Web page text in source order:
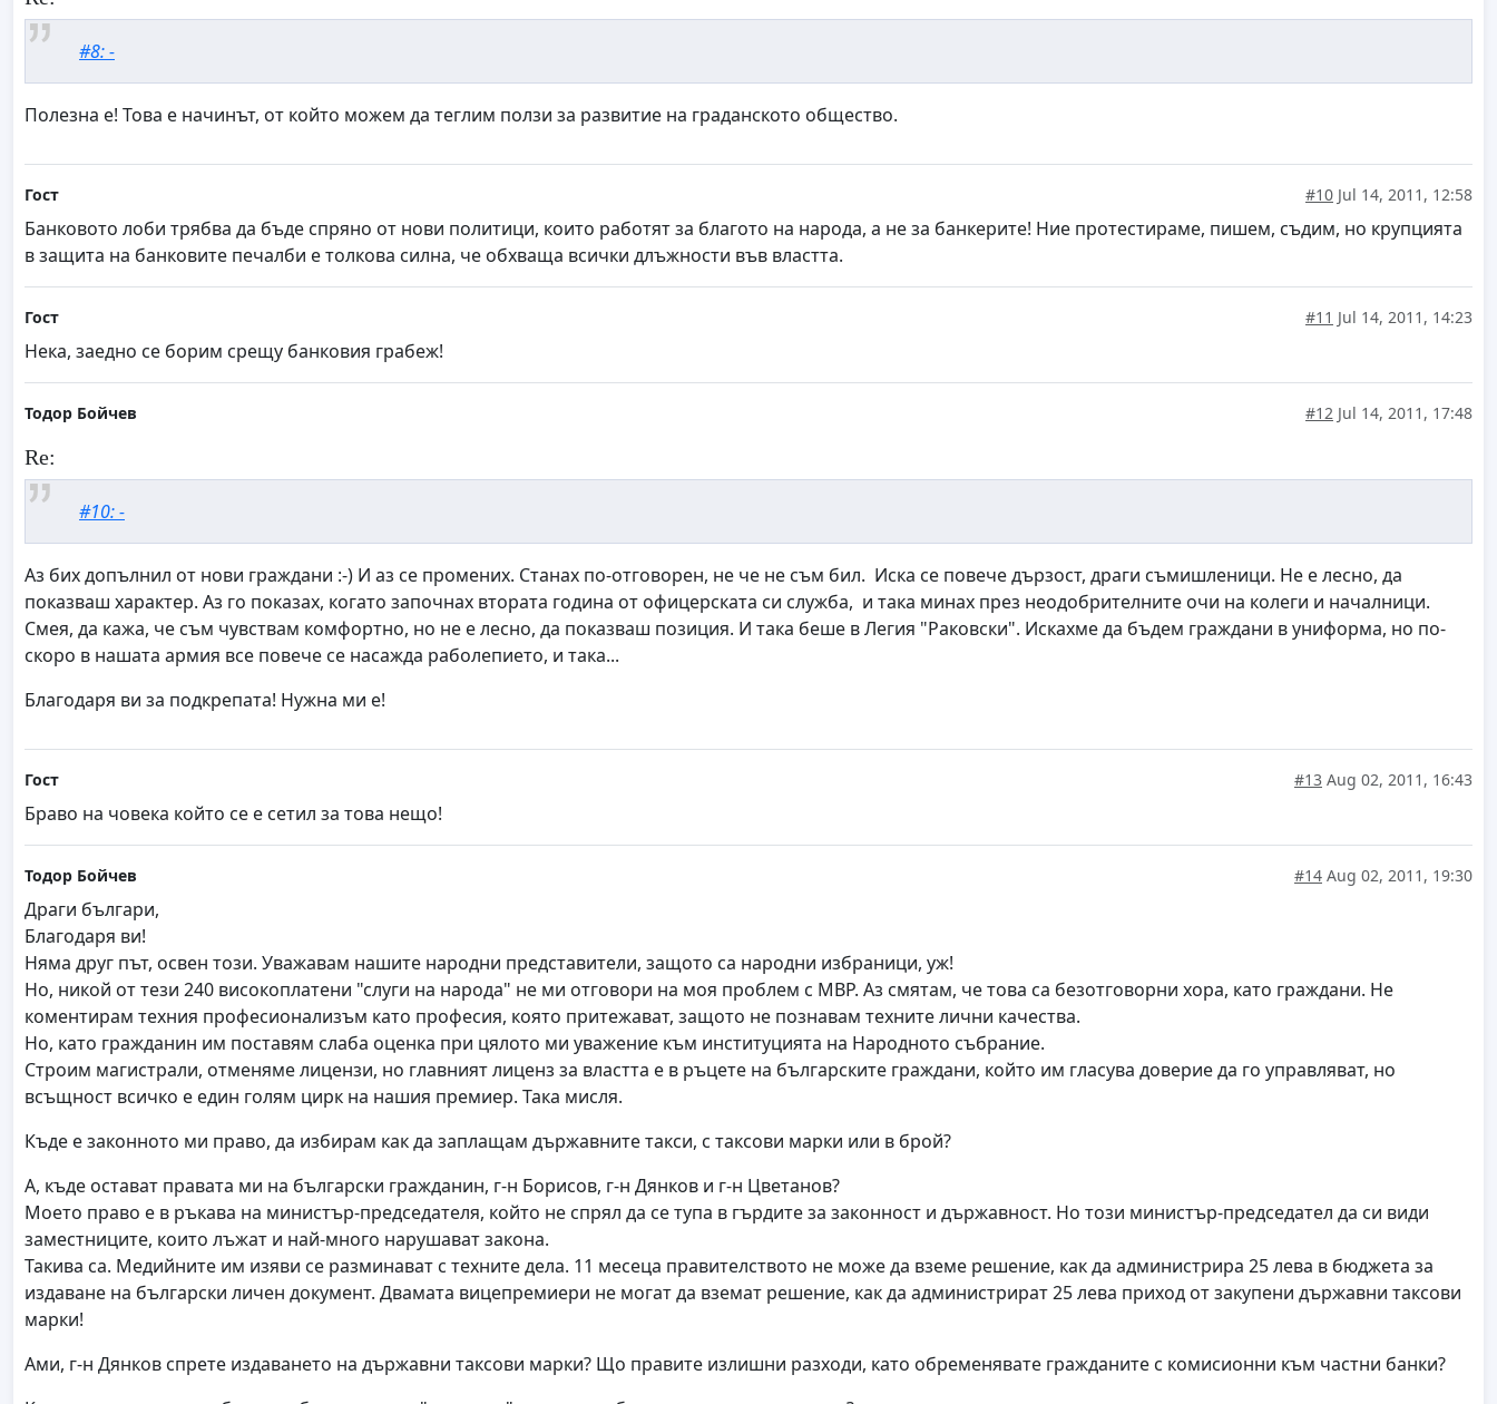
#8: -
Полезна е! Това е начинът, от който можем да теглим ползи за развитие на граданското общество.
Гост #10 Jul 14, 2011, 12:58
Банковото лоби трябва да бъде спряно от нови политици, които работят за благото на народа, а не за банкерите! Ние протестираме, пишем, съдим, но крупцията
в защита на банковите печалби е толкова силна, че обхваща всички длъжности във властта.
Гост #11 Jul 14, 2011, 14:23
Нека, заедно се борим срещу банковия грабеж!
Тодор Бойчев #12 Jul 14, 2011, 17:48
Re:
#10: -
Аз бих допълнил от нови граждани :-) И аз се промених. Станах по-отговорен, не че не съм бил. Иска се повече дързост, драги съмишленици. Не е лесно, да
показваш характер. Аз го показах, когато започнах втората година от офицерската си служба, и така минах през неодобрителните очи на колеги и началници.
Смея, да кажа, че съм чувствам комфортно, но не е лесно, да показваш позиция. И така беше в Легия "Раковски". Искахме да бъдем граждани в униформа, но по-
скоро в нашата армия все повече се насажда раболепието, и така...
Благодаря ви за подкрепата! Нужна ми е!
Гост #13 Aug 02, 2011, 16:43
Браво на човека който се е сетил за това нещо!
Тодор Бойчев #14 Aug 02, 2011, 19:30
Драги българи,
Благодаря ви!
Няма друг път, освен този. Уважавам нашите народни представители, защото са народни избраници, уж!
Но, никой от тези 240 високоплатени "слуги на народа" не ми отговори на моя проблем с МВР. Аз смятам, че това са безотговорни хора, като граждани. Не
коментирам техния професионализъм като професия, която притежават, защото не познавам техните лични качества.
Но, като гражданин им поставям слаба оценка при цялото ми уважение към институцията на Народното събрание.
Строим магистрали, отменяме лицензи, но главният лиценз за властта е в ръцете на българските граждани, който им гласува доверие да го управляват, но
всъщност всичко е един голям цирк на нашия премиер. Така мисля.
Къде е законното ми право, да избирам как да заплащам държавните такси, с таксови марки или в брой?
А, къде остават правата ми на български гражданин, г-н Борисов, г-н Дянков и г-н Цветанов?
Моето право е в ръкава на министър-председателя, който не спрял да се тупа в гърдите за законност и държавност. Но този министър-председател да си види
заместниците, които лъжат и най-много нарушават закона.
Такива са. Медийните им изяви се разминават с техните дела. 11 месеца правителството не може да вземе решение, как да администрира 25 лева в бюджета за
издаване на български личен документ. Двамата вицепремиери не могат да вземат решение, как да администрират 25 лева приход от закупени държавни таксови
марки!
Ами, г-н Дянков спрете издаването на държавни таксови марки? Що правите излишни разходи, като обременявате гражданите с комисионни към частни банки?